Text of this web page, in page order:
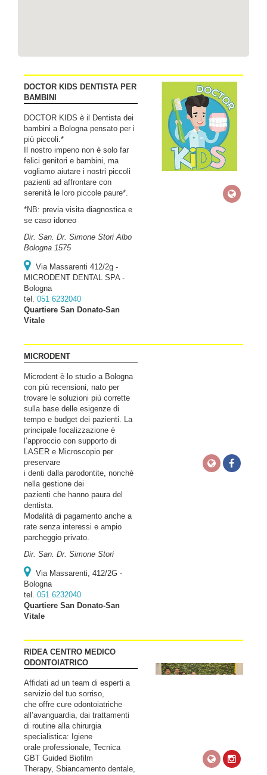
DOCTOR KIDS DENTISTA PER
BAMBINI
DOCTOR KIDS è il Dentista dei
bambini a Bologna pensato per i
più piccoli.*
Il nostro impeno non è solo far
felici genitori e bambini, ma
vogliamo aiutare i nostri piccoli
pazienti ad affrontare con
serenità le loro piccole paure*.
*NB: previa visita diagnostica e
se caso idoneo
Dir. San. Dr. Simone Stori Albo
Bologna 1575
Via Massarenti 412/2g -
MICRODENT DENTAL SPA -
Bologna
tel. 051 6232040
Quartiere San Donato-San
Vitale
MICRODENT
Microdent è lo studio a Bologna
con più recensioni, nato per
trovare le soluzioni più corrette
sulla base delle esigenze di
tempo e budget dei pazienti. La
principale focalizzazione è
l’approccio con supporto di
LASER e Microscopio per
preservare
i denti dalla parodontite, nonchè
nella gestione dei
pazienti che hanno paura del
dentista.
Modalità di pagamento anche a
rate senza interessi e ampio
parcheggio privato.
Dir. San. Dr. Simone Stori
Via Massarenti, 412/2G -
Bologna
tel. 051 6232040
Quartiere San Donato-San
Vitale
RIDEA CENTRO MEDICO
ODONTOIATRICO
Affidati ad un team di esperti a
servizio del tuo sorriso,
che offre cure odontoiatriche
all’avanguardia, dai trattamenti
di routine alla chirurgia
specialistica: Igiene
orale professionale, Tecnica
GBT Guided Biofilm
Therapy, Sbiancamento dentale,